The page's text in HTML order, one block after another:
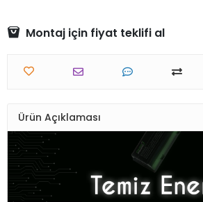
Montaj için fiyat teklifi al
Ürün Açıklaması